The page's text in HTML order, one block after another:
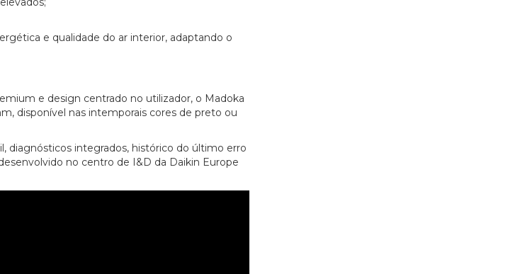
e qualidade do ar interior, adaptando o
e design centrado no utilizador, o Madoka
disponível nas intemporais cores de preto ou
diagnósticos integrados, histórico do último erro
no centro de I&D da Daikin Europe